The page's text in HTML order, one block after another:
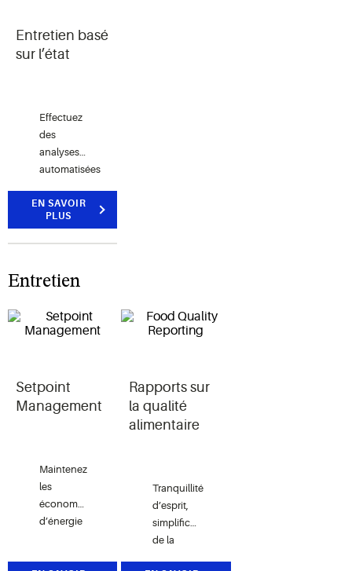
Entretien basé
sur l’état
Effectuez
des
analyses
automatisées
équipements
afin
fonctionnement
optimal
minimisant
EN SAVOIR
PLUS
Entretien
Setpoint
Management
Maintenez
les
économies
d’énergie
Rapports sur
la qualité
alimentaire
Tranquillité
d’esprit,
simplification
de la